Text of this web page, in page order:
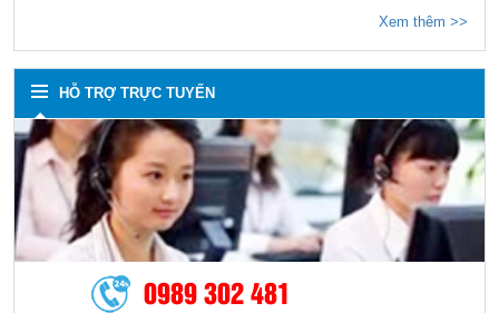
Xem thêm >>
HỖ TRỢ TRỰC TUYẾN
0989 302 481